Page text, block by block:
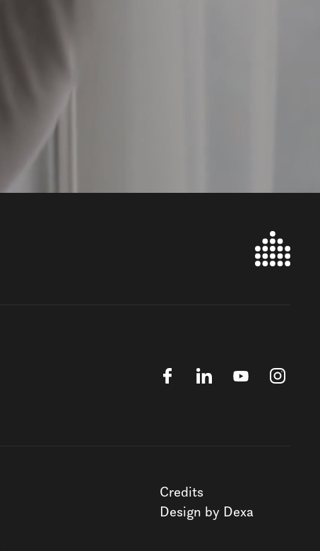
Credits
Design by Dexa